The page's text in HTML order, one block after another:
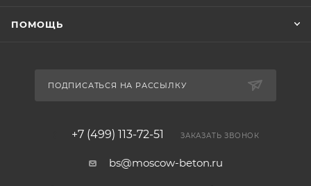
ПОМОЩЬ
ПОДПИСАТЬСЯ НА РАССЫЛКУ
+7 (499) 113-72-51 ЗАКАЗАТЬ ЗВОНОК
bs@moscow-beton.ru